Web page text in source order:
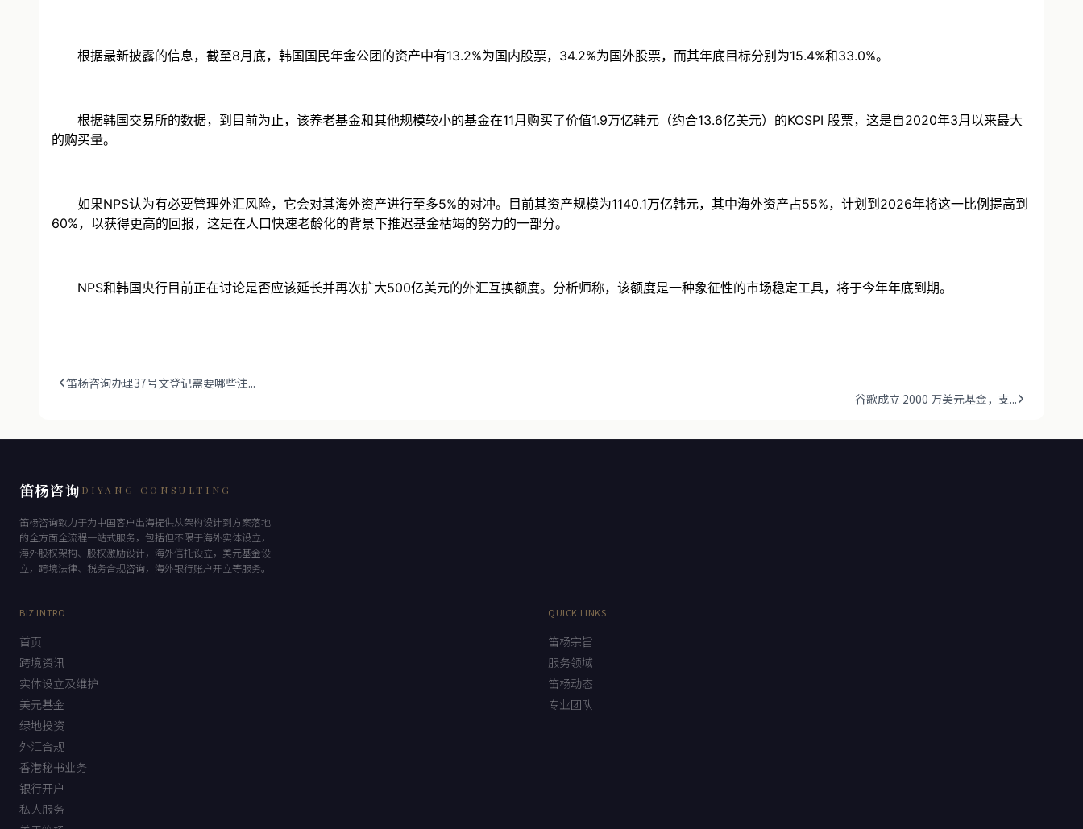
根据最新披露的信息，截至8月底，韩国国民年金公团的资产中有13.2%为国内股票，34.2%为国外股票，而其年底目标分别为15.4%和33.0%。
根据韩国交易所的数据，到目前为止，该养老基金和其他规模较小的基金在11月购买了价值1.9万亿韩元（约合13.6亿美元）的KOSPI 股票，这是自2020年3月以来最大
的购买量。
如果NPS认为有必要管理外汇风险，它会对其海外资产进行至多5%的对冲。目前其资产规模为1140.1万亿韩元，其中海外资产占55%，计划到2026年将这一比例提高到
60%，以获得更高的回报，这是在人口快速老龄化的背景下推迟基金枯竭的努力的一部分。
NPS和韩国央行目前正在讨论是否应该延长并再次扩大500亿美元的外汇互换额度。分析师称，该额度是一种象征性的市场稳定工具，将于今年年底到期。
笛杨咨询办理37号文登记需要哪些注...
谷歌成立 2000 万美元基金，支...
笛杨咨询 DIYANG CONSULTING
笛杨咨询致力于为中国客户出海提供从架构设计到方案落地
的全方面全流程一站式服务，包括但不限于海外实体设立，
海外股权架构、股权激励设计，海外信托设立，美元基金设
立，跨境法律、税务合规咨询，海外银行账户开立等服务。
BIZ INTRO
首页
跨境资讯
实体设立及维护
美元基金
绿地投资
外汇合规
香港秘书业务
银行开户
私人服务
QUICK LINKS
笛杨宗旨
服务领域
笛杨动态
专业团队